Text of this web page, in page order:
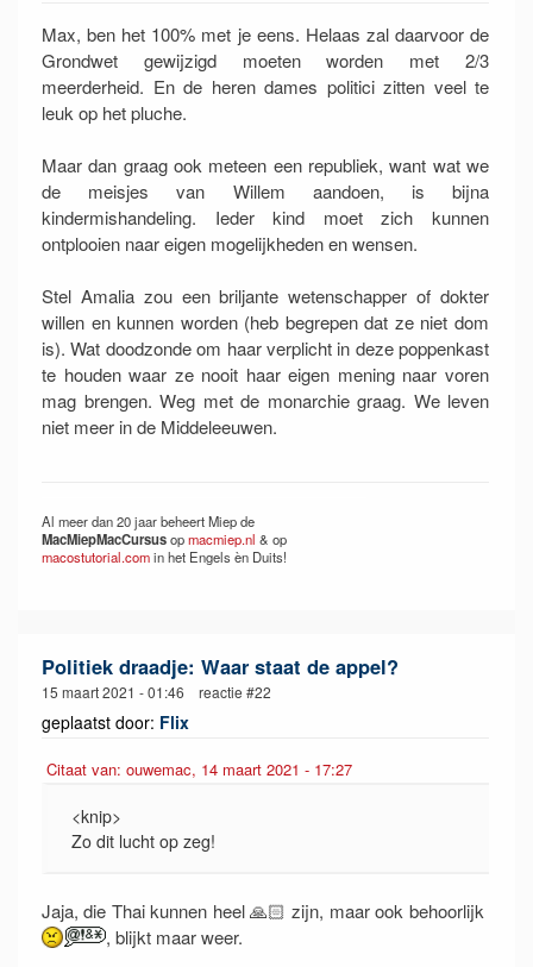
Max, ben het 100% met je eens. Helaas zal daarvoor de
Grondwet gewijzigd moeten worden met 2/3
meerderheid. En de heren dames politici zitten veel te
leuk op het pluche.
Maar dan graag ook meteen een republiek, want wat we
de meisjes van Willem aandoen, is bijna
kindermishandeling. Ieder kind moet zich kunnen
ontplooien naar eigen mogelijkheden en wensen.
Stel Amalia zou een briljante wetenschapper of dokter
willen en kunnen worden (heb begrepen dat ze niet dom
is). Wat doodzonde om haar verplicht in deze poppenkast
te houden waar ze nooit haar eigen mening naar voren
mag brengen. Weg met de monarchie graag. We leven
niet meer in de Middeleeuwen.
Al meer dan 20 jaar beheert Miep de
MacMiepMacCursusopmacmiep.nl & op
macostutorial.comin het Engels èn Duits!
Politiek draadje: Waar staat de appel?
15 maart 2021 - 01:46 reactie #22
geplaatst door: Flix
Citaat van: ouwemac, 14 maart 2021 - 17:27
<knip>
Zo dit lucht op zeg!
Jaja, die Thai kunnen heel 🙏🏻 zijn, maar ook behoorlijk
, blijkt maar weer.